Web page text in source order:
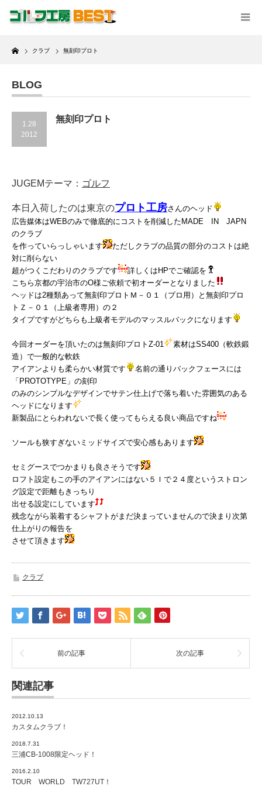
Home
クラブ 無刻印プロト
BLOG
1.28
2012
無刻印プロト
JUGEMテーマ： ゴルフ
本日入荷したのは東京のプロト工房さんのヘッド
広告媒体はWEBのみで徹底的にコストを削減したMADE IN JAPN
のクラブ
を作っていらっしゃいます
ただしクラブの品質の部分のコストは絶
対に削らない
超がつくこだわりのクラブです
詳しくはHPでご確認を
こちら京都の宇治市のO様ご依頼で初オーダーとなりました
ヘッドは2種類あって無刻印プロトＭ－０１（プロ用）と無刻印プロ
トＺ－０１（上級者専用）の２
タイプですがどちらも上級者モデルのマッスルバックになります
今回オーダーを頂いたのは無刻印プロトZ-01
素材はSS400（軟鉄鍛
造）で一般的な軟鉄
アイアンよりも柔らかい材質です
名前の通りバックフェースには
「PROTOTYPE」の刻印
のみのシンプルなデザインでサテン仕上げで落ち着いた雰囲気のある
ヘッドになります
新製品にとらわれないで長く使ってもらえる良い商品ですね
ソールも狭すぎないミッドサイズで安心感もあります
セミグースでつかまりも良さそうです
ロフト設定もこの手のアイアンにはない５Ｉで２４度というストロン
グ設定で距離もきっちり
出せる設定にしています
残念ながら装着するシャフトがまだ決まっていませんので決まり次第
仕上がりの報告を
させて頂きます
クラブ
前の記事 次の記事
関連記事
2012.10.13
カスタムクラブ！
2018.7.31
三浦CB-1008限定ヘッド！
2016.2.10
TOUR WORLD TW727UT！